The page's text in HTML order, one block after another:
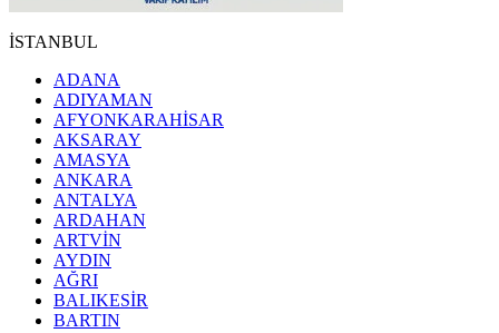
İSTANBUL
ADANA
ADIYAMAN
AFYONKARAHİSAR
AKSARAY
AMASYA
ANKARA
ANTALYA
ARDAHAN
ARTVİN
AYDIN
AĞRI
BALIKESİR
BARTIN